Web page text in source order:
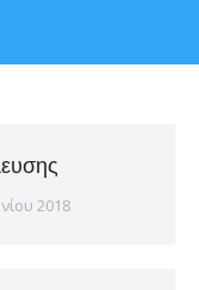
2018